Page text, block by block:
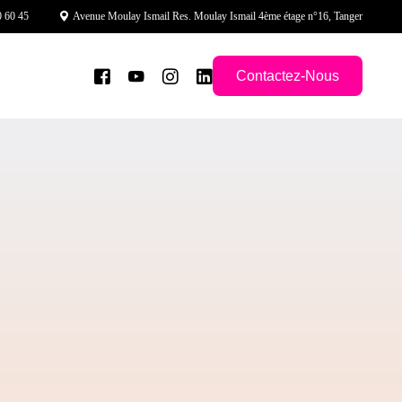
60 45 Avenue Moulay Ismail Res. Moulay Ismail 4ème étage n°16, Tanger
Contactez-Nous